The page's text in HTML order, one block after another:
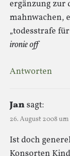
ergänzung zur
mahnwachen,
„todesstrafe
ironie off
Antworten
Jansagt:
26. August 2008 um
Ist doch